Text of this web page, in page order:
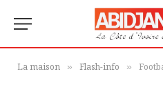
La maison » Flash-info » Football/